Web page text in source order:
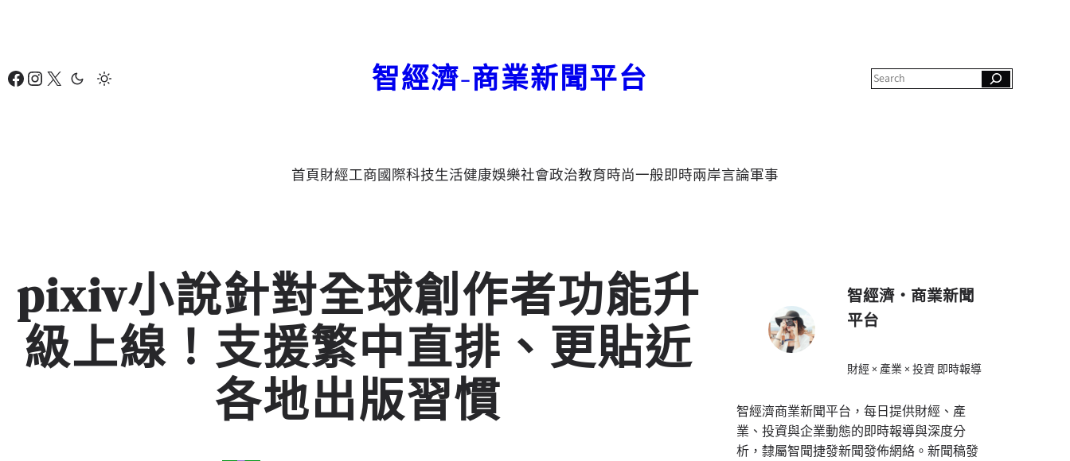
要
Facebook Instagram X 智經濟-商業新聞平台
c
首頁財經工商國際科技生活健康娛樂社會政治教育時尚一般即時兩岸言論軍事
pixiv小說針對全球創作者功能升
級上線！支援繁中直排、更貼近
各地出版習慣
智經濟・商業新聞
平台
財經 × 產業 × 投資 即時報導
智經濟商業新聞平台，每日提供財經、產
業、投資與企業動態的即時報導與深度分
析，隸屬智聞捷發新聞發佈網絡。新聞稿發